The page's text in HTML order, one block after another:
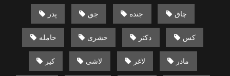
پدر جق جنده چاق
حامله حشری دکتر کس
کیر لاشی لاغر مادر